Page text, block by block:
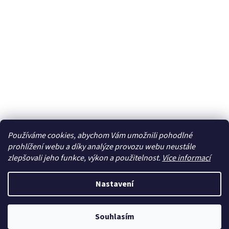
Používáme cookies, abychom Vám umožnili pohodlné
prohlížení webu a díky analýze provozu webu neustále
zlepšovali jeho funkce, výkon a použitelnost. Více informací
Nastavení
Souhlasím